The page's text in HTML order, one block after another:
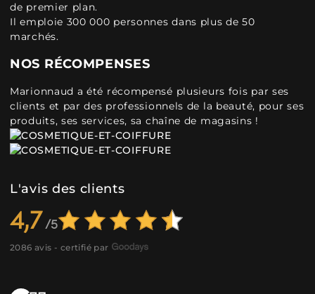
de premier plan.
Il emploie 300 000 personnes dans plus de 50
marchés.
NOS RÉCOMPENSES
Marionnaud a été récompensé plusieurs fois par ses
clients et par des professionnels de la beauté, pour ses
produits, ses services, sa chaîne de magasins !
L'avis des clients
4,7
2086 avis - certifié par